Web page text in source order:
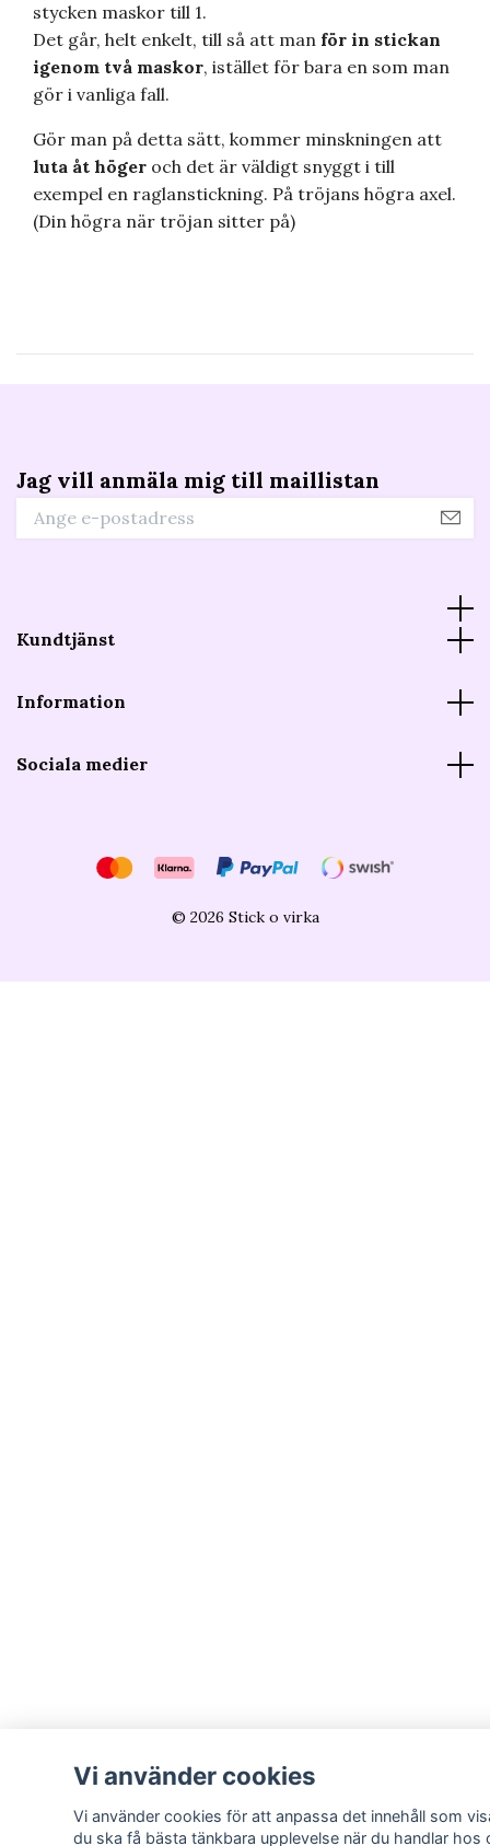
stycken maskor till 1.
Det går, helt enkelt, till så att man för in stickan
igenom två maskor, istället för bara en som man
gör i vanliga fall.
Gör man på detta sätt, kommer minskningen att
luta åt höger och det är väldigt snyggt i till
exempel en raglanstickning. På tröjans högra axel.
(Din högra när tröjan sitter på)
Jag vill anmäla mig till maillistan
Kundtjänst
Information
Sociala medier
© 2026 Stick o virka
Vi använder cookies
Vi använder cookies för att anpassa det innehåll som
du ska få bästa tänkbara upplevelse när du handlar hos